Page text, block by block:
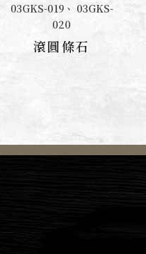
聯絡我們
03GKS-019、 03GKS-
020
滾圓條石